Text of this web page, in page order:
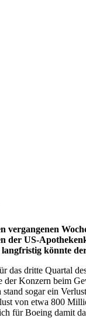
vergangenen
US-
könnte
das dritte Quartal
Konzern beim
sogar ein
von etwa 800
für Boeing damit